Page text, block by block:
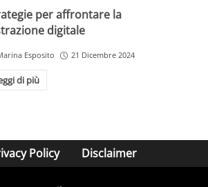
per affrontare la
digitale
Esposito 21 Dicembre 2024
di più
Policy Disclaimer